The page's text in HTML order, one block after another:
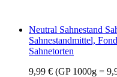
Neutral Sahnestand
Sahnestandmittel,
Sahnetorten
9,99 € (GP 1000g =